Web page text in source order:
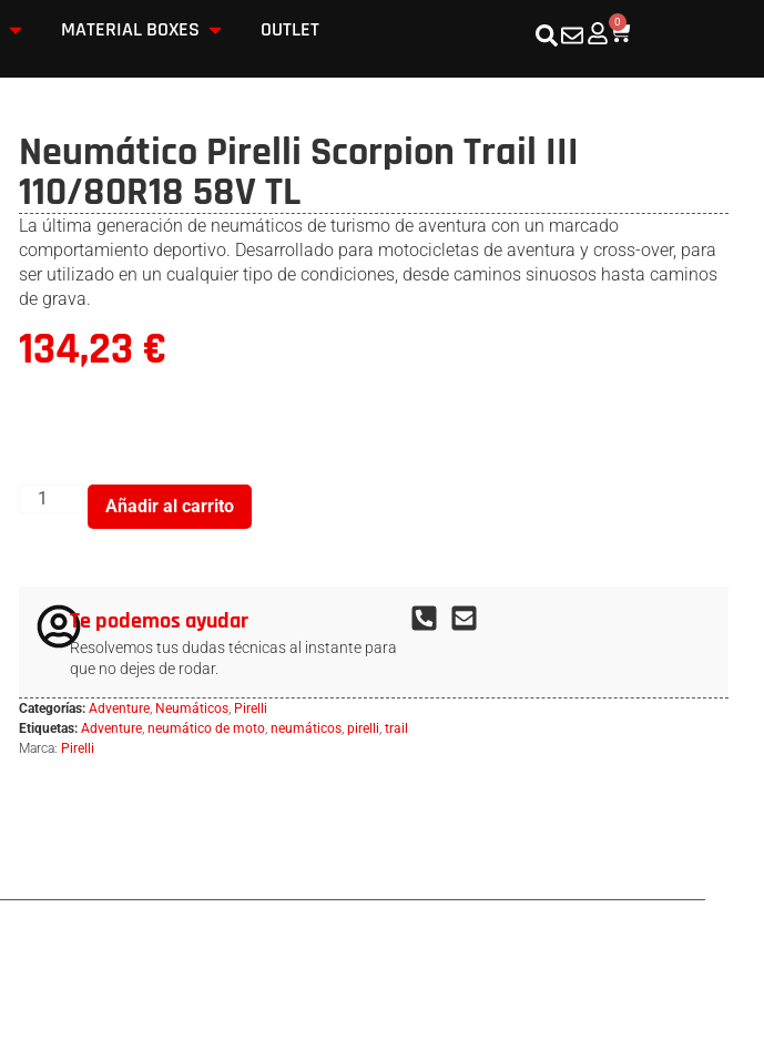
MATERIAL BOXES OUTLET 0
Neumático Pirelli Scorpion Trail III
110/80R18 58V TL
La última generación de neumáticos de turismo de aventura con un marcado
comportamiento deportivo. Desarrollado para motocicletas de aventura y cross-over, para
ser utilizado en un cualquier tipo de condiciones, desde caminos sinuosos hasta caminos
de grava.
134,23 €
Añadir al carrito
Te podemos ayudar
Resolvemos tus dudas técnicas al instante para
que no dejes de rodar.
Categorías: Adventure, Neumáticos, Pirelli
Etiquetas: Adventure, neumático de moto, neumáticos, pirelli, trail
Marca: Pirelli